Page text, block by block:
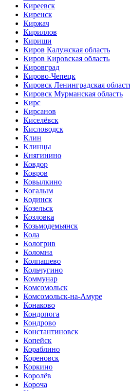
Киреевск
Киренск
Киржач
Кириллов
Кириши
Киров Калужская область
Киров Кировская область
Кировград
Кирово-Чепецк
Кировск Ленинградская
Кировск Мурманская область
Кирс
Кирсанов
Киселёвск
Кисловодск
Клин
Клинцы
Княгинино
Ковдор
Ковров
Ковылкино
Когалым
Кодинск
Козельск
Козловка
Козьмодемьянск
Кола
Кологрив
Коломна
Колпашево
Кольчугино
Коммунар
Комсомольск
Комсомольск-на-Амуре
Конаково
Кондопога
Кондрово
Константиновск
Копейск
Кораблино
Кореновск
Коркино
Королёв
Короча